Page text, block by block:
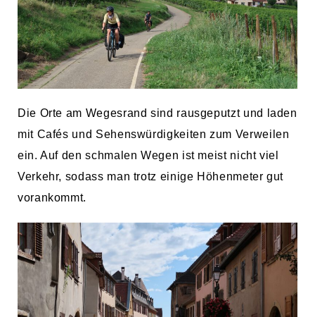
Die Orte am Wegesrand sind rausgeputzt und laden
mit Cafés und Sehenswürdigkeiten zum Verweilen
ein. Auf den schmalen Wegen ist meist nicht viel
Verkehr, sodass man trotz einige Höhenmeter gut
vorankommt.